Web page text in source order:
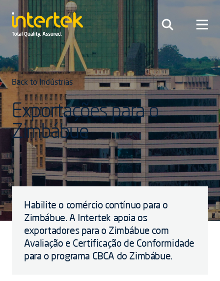
Back to Indústrias
Exportações para o
Zimbábue
Habilite o comércio contínuo para o
Zimbábue. A Intertek apoia os
exportadores para o Zimbábue com
Avaliação e Certificação de Conformidade
para o programa CBCA do Zimbábue.